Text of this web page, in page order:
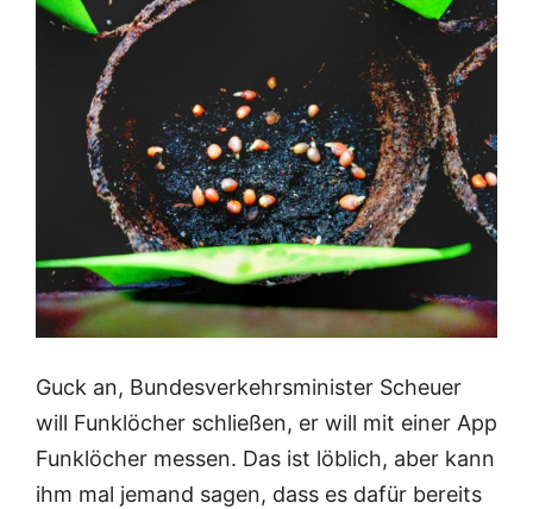
Guck an, Bundesverkehrsminister Scheuer
will Funklöcher schließen, er will mit einer App
Funklöcher messen. Das ist löblich, aber kann
ihm mal jemand sagen, dass es dafür bereits